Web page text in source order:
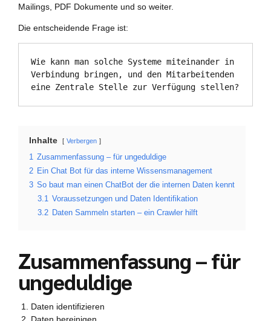
Mailings, PDF Dokumente und so weiter.
Die entscheidende Frage ist:
Wie kann man solche Systeme miteinander in
Verbindung bringen, und den Mitarbeitenden
eine Zentrale Stelle zur Verfügung stellen?
Inhalte Verbergen
1 Zusammenfassung – für ungeduldige
2 Ein Chat Bot für das interne Wissensmanagement
3 So baut man einen ChatBot der die internen Daten kennt
3.1 Voraussetzungen und Daten Identifikation
3.2 Daten Sammeln starten – ein Crawler hilft
Zusammenfassung – für
ungeduldige
Daten identifizieren